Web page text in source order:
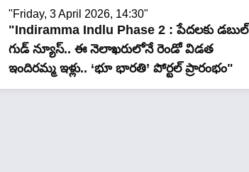
"Friday, 3 April 2026, 14:30"
"Indiramma Indlu Phase 2 : పేదలకు డబుల్
గుడ్ న్యూస్.. ఈ నెలాఖరులోనే రెండో విడత
ఇందిరమ్మ ఇళ్లు.. ‘భూ భారతి’ పోర్టల్ ప్రారంభం"